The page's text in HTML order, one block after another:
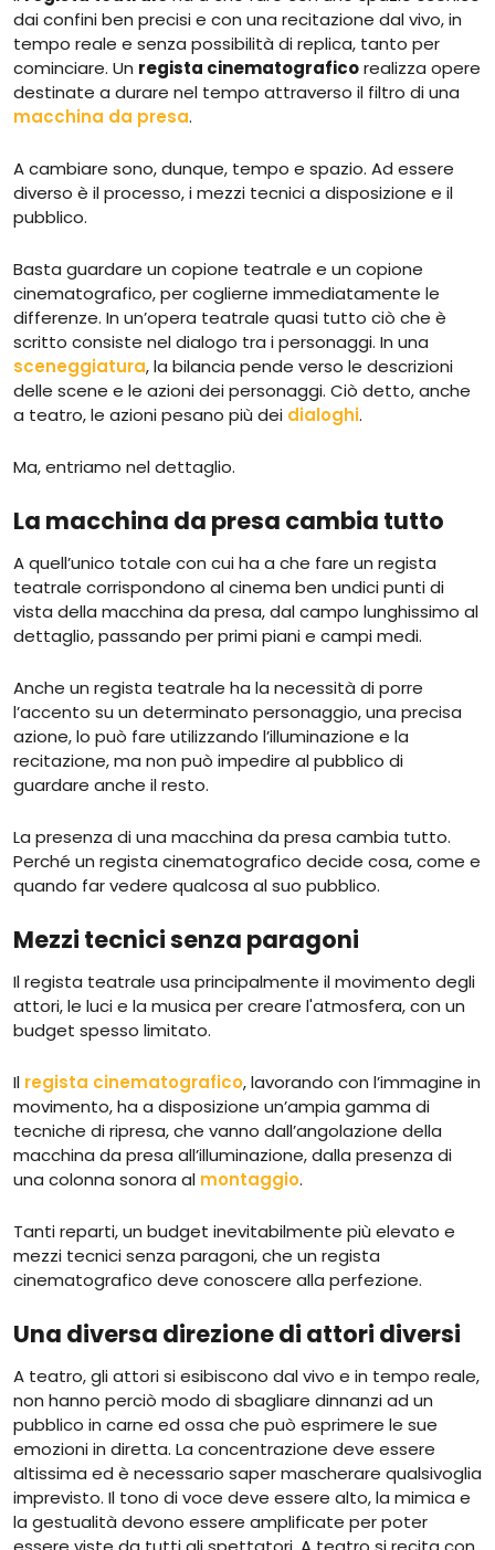
dai confini ben precisi e con una recitazione dal vivo, in
tempo reale e senza possibilità di replica, tanto per
cominciare. Un regista cinematograficorealizza opere
destinate a durare nel tempo attraverso il filtro di una
macchina da presa.
A cambiare sono, dunque, tempo e spazio. Ad essere
diverso è il processo, i mezzi tecnici a disposizione e il
pubblico.
Basta guardare un copione teatrale e un copione
cinematografico, per coglierne immediatamente le
differenze. In un’opera teatrale quasi tutto ciò che è
scritto consiste nel dialogo tra i personaggi. In una
sceneggiatura, la bilancia pende verso le descrizioni
delle scene e le azioni dei personaggi. Ciò detto, anche
a teatro, le azioni pesano più dei dialoghi.
Ma, entriamo nel dettaglio.
La macchina da presa cambia tutto
A quell’unico totale con cui ha a che fare un regista
teatrale corrispondono al cinema ben undici punti di
vista della macchina da presa, dal campo lunghissimo al
dettaglio, passando per primi piani e campi medi.
Anche un regista teatrale ha la necessità di porre
l’accento su un determinato personaggio, una precisa
azione, lo può fare utilizzando l’illuminazione e la
recitazione, ma non può impedire al pubblico di
guardare anche il resto.
La presenza di una macchina da presa cambia tutto.
Perché un regista cinematografico decide cosa, come e
quando far vedere qualcosa al suo pubblico.
Mezzi tecnici senza paragoni
Il regista teatrale usa principalmente il movimento degli
attori, le luci e la musica per creare l'atmosfera, con un
budget spesso limitato.
Il regista cinematografico, lavorando con l’immagine in
movimento, ha a disposizione un’ampia gamma di
tecniche di ripresa, che vanno dall’angolazione della
macchina da presa all’illuminazione, dalla presenza di
una colonna sonora al montaggio.
Tanti reparti, un budget inevitabilmente più elevato e
mezzi tecnici senza paragoni, che un regista
cinematografico deve conoscere alla perfezione.
Una diversa direzione di attori diversi
A teatro, gli attori si esibiscono dal vivo e in tempo reale,
non hanno perciò modo di sbagliare dinnanzi ad un
pubblico in carne ed ossa che può esprimere le sue
emozioni in diretta. La concentrazione deve essere
altissima ed è necessario saper mascherare qualsivoglia
imprevisto. Il tono di voce deve essere alto, la mimica e
la gestualità devono essere amplificate per poter